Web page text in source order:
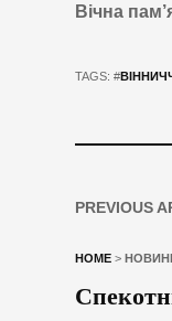
Вічна
TAGS: #
PREVIOUS
HOME>